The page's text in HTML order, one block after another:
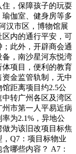
，保障孩子的玩耍
伽室、健身房等多
汉市区，博物馆展
内的通行平安，可
此外，开辟商会通
，南沙星河东悦湾
项目，便利的教育
金监管轨制，无中
距离项目约2.5公
转广州各区及湾区
市第一人平易近病
为2.1%，异地公
为该旧改项目标焦
Q7：项目标物业
哪些内容？ A7：